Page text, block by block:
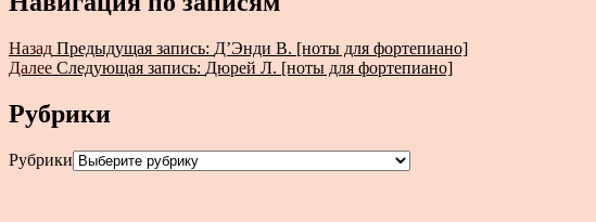
Назад Предыдущая запись: Д’Энди В. [ноты для фортепиано]
Далее Следующая запись: Дюрей Л. [ноты для фортепиано]
Рубрики
Рубрики